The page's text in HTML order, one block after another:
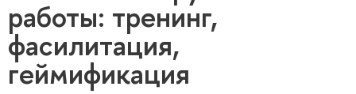
работы: тренинг,
фасилитация,
геймификация